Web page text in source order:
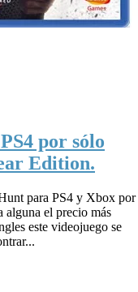
por sólo
Edition.
para PS4 y Xbox por
alguna el precio más
este videojuego se